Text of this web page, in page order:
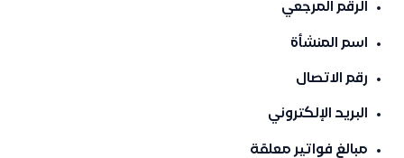
الرقم المرجعي
اسم المنشأة
رقم الاتصال
البريد الإلكتروني
مبالغ فواتير معلقة